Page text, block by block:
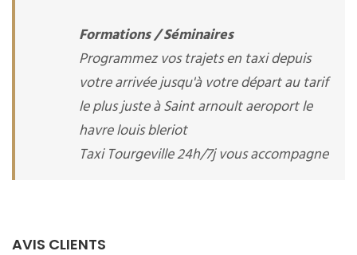
Formations / Séminaires
Programmez vos trajets en taxi depuis
votre arrivée jusqu'à votre départ au tarif
le plus juste à Saint arnoult aeroport le
havre louis bleriot
Taxi Tourgeville 24h/7j vous accompagne
AVIS CLIENTS